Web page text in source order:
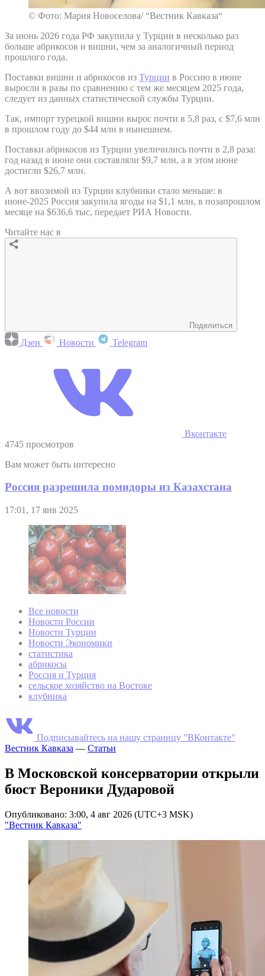
© Фото: Мария Новоселова/ “Вестник Кавказа“
За июнь 2026 года РФ закупила у Турции в несколько раз
больше абрикосов и вишни, чем за аналогичный период
прошлого года.
Поставки вишни и абрикосов из Турции в Россию в июне
выросли в разы по сравнению с тем же месяцем 2025 года,
следует из данных статистической службы Турции.
Так, импорт турецкой вишни вырос почти в 5,8 раз, с $7,6 млн
в прошлом году до $44 млн в нынешнем.
Поставки абрикосов из Турции увеличились почти в 2,8 раза:
год назад в июне они составляли $9,7 млн, а в этом июне
достигли $26,7 млн.
А вот ввозимой из Турции клубники стало меньше: в
июне-2025 Россия закупила ягоды на $1,1 млн, в позапрошлом
месяце на $636,6 тыс, передает РИА Новости.
Читайте нас в
Поделиться
Дзен Новости Telegram
Вконтакте
4745 просмотров
Вам может быть интересно
Россия разрешила помидоры из Казахстана
17:01, 17 янв 2025
Все новости
Новости России
Новости Турции
Новости Экономики
статистика
абрикосы
Россия и Турция
сельское хозяйство на Востоке
клубника
Подписывайтесь на нашу страницу "ВКонтакте"
Вестник Кавказа — Статьи
В Московской консерватории открыли
бюст Вероники Дударовой
Опубликовано: 3:00, 4 авг 2026 (UTC+3 MSK)
"Вестник Кавказа"